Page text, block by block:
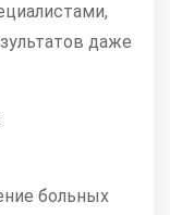
даже
больных